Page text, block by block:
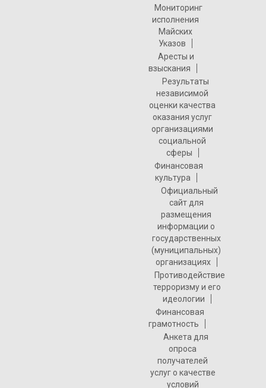
Мониторинг
исполнения
Майских
Указов
Аресты и
взыскания
Результаты
независимой
оценки качества
оказания услуг
организациями
социальной
сферы
Финансовая
культура
Официальный
сайт для
размещения
информации о
государственных
(муниципальных)
организациях
Противодействие
терроризму и его
идеологии
Финансовая
грамотность
Анкета для
опроса
получателей
услуг о качестве
условий